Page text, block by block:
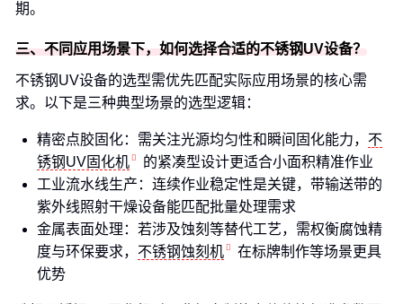
期。
三、不同应用场景下，如何选择合适的不锈钢UV设备？
不锈钢UV设备的选型需优先匹配实际应用场景的核心需
求。以下是三种典型场景的选型逻辑：
精密点胶固化：需关注光源均匀性和瞬间固化能力， 不
锈钢UV固化机
的紧凑型设计更适合小面积精准作业
工业流水线生产：连续作业稳定性是关键，带输送带的
紫外线照射干燥设备能匹配批量处理需求
金属表面处理：若涉及蚀刻等替代工艺，需权衡腐蚀精
度与环保要求， 不锈钢蚀刻机
在标牌制作等场景更具
优势